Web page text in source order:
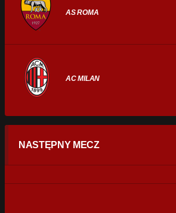
AS ROMA
AC MILAN
STATYSTYKI
0%
NASTĘPNY MECZ